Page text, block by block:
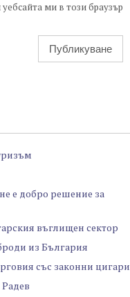
ми в този браузър
е добро решение за
въглищен сектор
из България
със законни цигари